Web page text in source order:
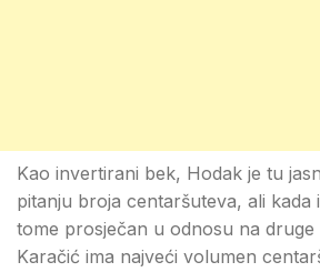
Kao invertirani bek, Hodak je tu
pitanju broja centaršuteva, ali kada
tome prosječan u odnosu na druge
Karačić ima najveći volumen